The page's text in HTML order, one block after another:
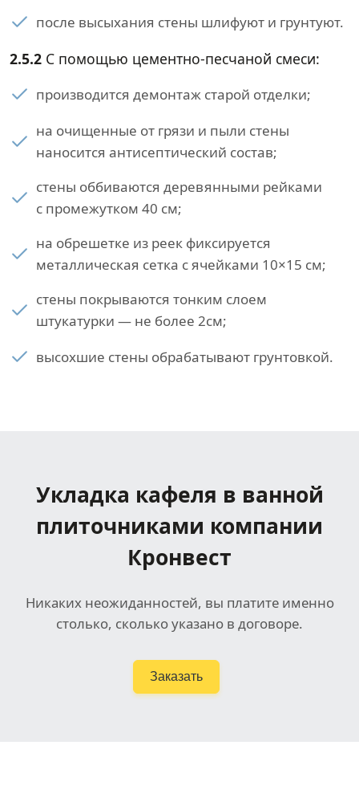
после высыхания стены шлифуют и грунтуют.
2.5.2 С помощью цементно-песчаной смеси:
производится демонтаж старой отделки;
на очищенные от грязи и пыли стены
наносится антисептический состав;
стены оббиваются деревянными рейками
с промежутком 40 см;
на обрешетке из реек фиксируется
металлическая сетка с ячейками 10×15 см;
стены покрываются тонким слоем
штукатурки — не более 2см;
высохшие стены обрабатывают грунтовкой.
Укладка кафеля в ванной
плиточниками компании
Кронвест
Никаких неожиданностей, вы платите именно
столько, сколько указано в договоре.
Заказать